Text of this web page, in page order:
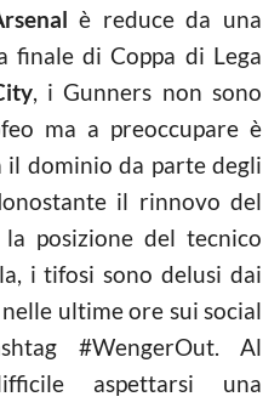
è reduce da una
finale di Coppa di Lega
, i Gunners non sono
ma a preoccupare è
il dominio da parte degli
il rinnovo del
posizione del tecnico
i tifosi sono delusi dai
ultime ore sui social
#WengerOut. Al
aspettarsi una